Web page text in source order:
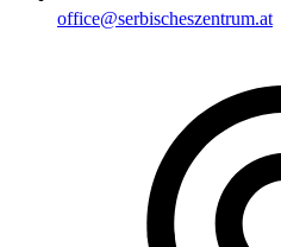
office@serbischeszentrum.at